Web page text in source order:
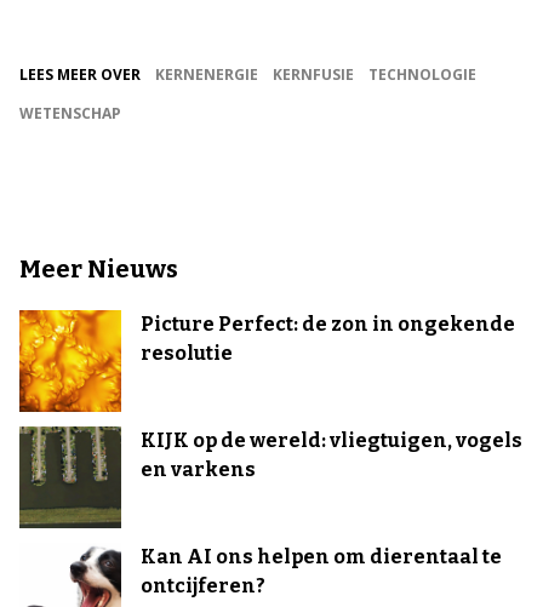
LEES MEER OVER KERNENERGIE KERNFUSIE
TECHNOLOGIE
WETENSCHAP
Meer Nieuws
Picture Perfect: de zon in ongekende
resolutie
KIJK op de wereld: vliegtuigen, vogels
en varkens
Kan AI ons helpen om dierentaal te
ontcijferen?